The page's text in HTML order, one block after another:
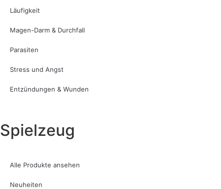
Läufigkeit
Magen-Darm & Durchfall
Parasiten
Stress und Angst
Entzündungen & Wunden
Spielzeug
Alle Produkte ansehen
Neuheiten